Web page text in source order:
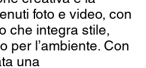
foto e video, con
che integra stile,
per l’ambiente. Con
una